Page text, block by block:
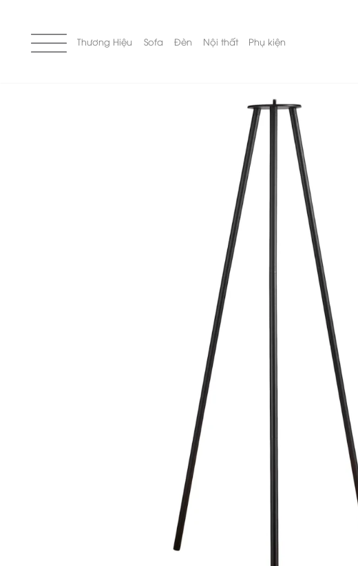
content
Thương Hiệu Sofa Đèn Nội thất Phụ kiện